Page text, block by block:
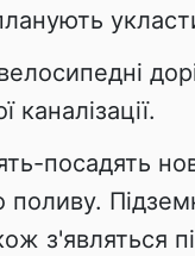
посадять
з'являться